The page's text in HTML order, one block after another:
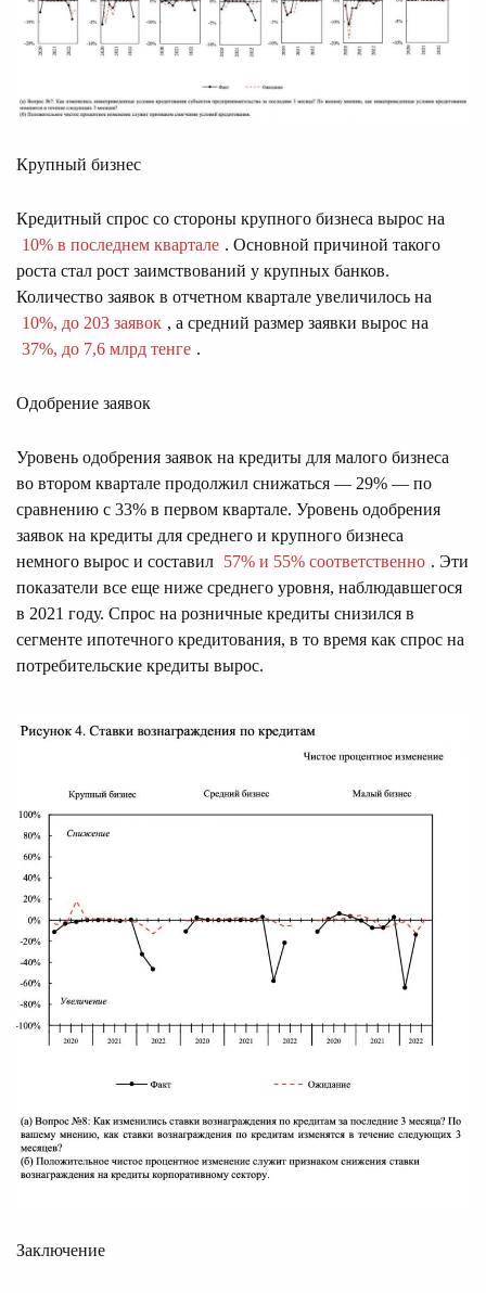
Крупный бизнес
Кредитный спрос со стороны крупного бизнеса вырос на
10% в последнем квартале . Основной причиной такого
роста стал рост заимствований у крупных банков.
Количество заявок в отчетном квартале увеличилось на
10%, до 203 заявок , а средний размер заявки вырос на
37%, до 7,6 млрд тенге .
Одобрение заявок
Уровень одобрения заявок на кредиты для малого бизнеса
во втором квартале продолжил снижаться — 29% — по
сравнению с 33% в первом квартале. Уровень одобрения
заявок на кредиты для среднего и крупного бизнеса
немного вырос и составил 57% и 55% соответственно . Эти
показатели все еще ниже среднего уровня, наблюдавшегося
в 2021 году. Спрос на розничные кредиты снизился в
сегменте ипотечного кредитования, в то время как спрос на
потребительские кредиты вырос.
Заключение